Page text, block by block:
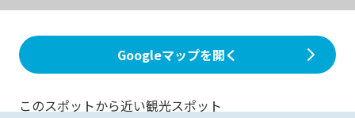
Googleマップを開く
このスポットから近い観光スポット